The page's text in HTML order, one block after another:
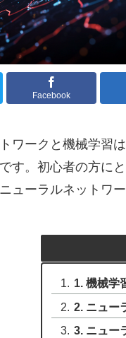
Facebook
ワークと機械学習
す。初心者の方に
ューラルネットワ
1. 機械学
2. ニュー
3. ニュー